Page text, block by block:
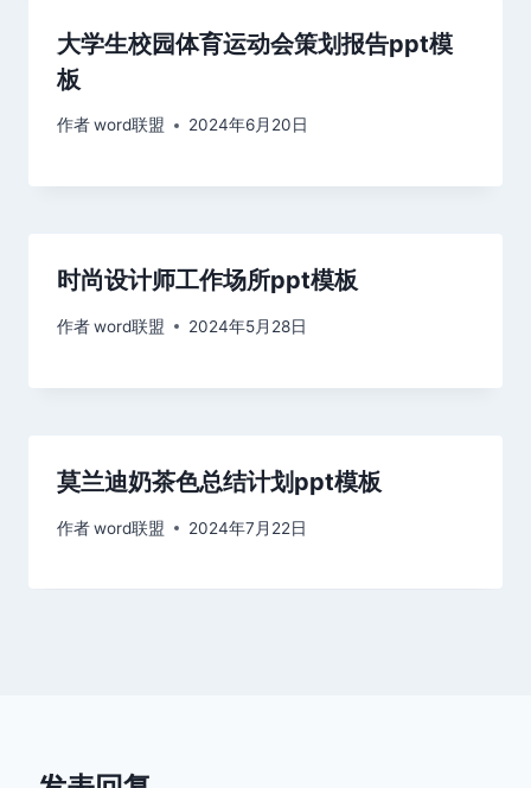
大学生校园体育运动会策划报告ppt模
板
作者word联盟 2024年6月20日
时尚设计师工作场所ppt模板
作者word联盟 2024年5月28日
莫兰迪奶茶色总结计划ppt模板
作者word联盟 2024年7月22日